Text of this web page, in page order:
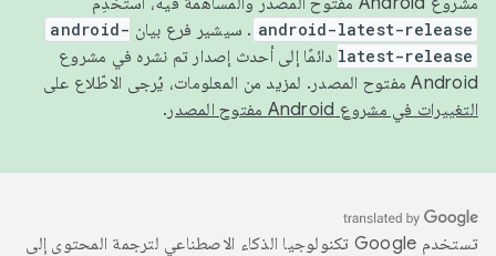
android-latest-release . سيشير فرع بيان android-
latest-release دائمًا إلى أحدث إصدار تم نشره في مشروع
Android مفتوح المصدر. لمزيد من المعلومات، يُرجى الاطّلاع على
التغييرات في مشروع Android مفتوح المصدر
.
تستخدم Google تكنولوجيا الذكاء الاصطناعي لترجمة المحتوى إلى